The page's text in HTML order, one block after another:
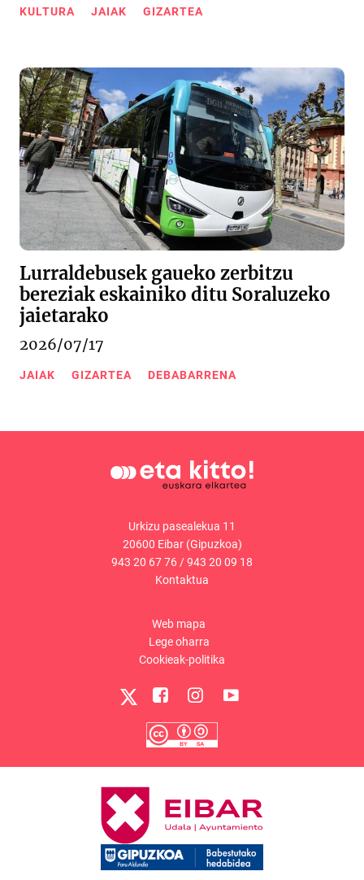
KULTURA JAIAK GIZARTEA
Lurraldebusek gaueko zerbitzu
bereziak eskainiko ditu Soraluzeko
jaietarako
2026/07/17
JAIAK GIZARTEA DEBABARRENA
Urkizu pasealekua 11
20600 Eibar (Gipuzkoa)
943 20 67 76/943 20 09 18
Kontaktua
Web mapa
Lege oharra
Cookieak-politika